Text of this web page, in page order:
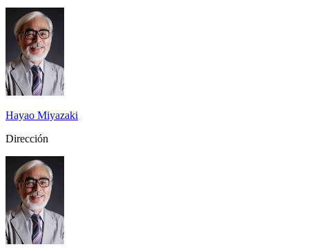
Hayao Miyazaki
Dirección